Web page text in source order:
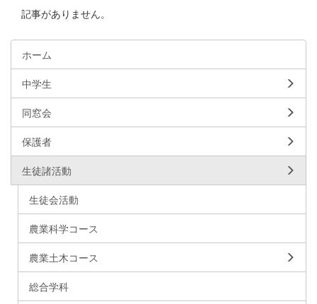
記事がありません。
ホーム
中学生
同窓会
保護者
生徒諸活動
生徒会活動
農業科学コース
農業土木コース
総合学科